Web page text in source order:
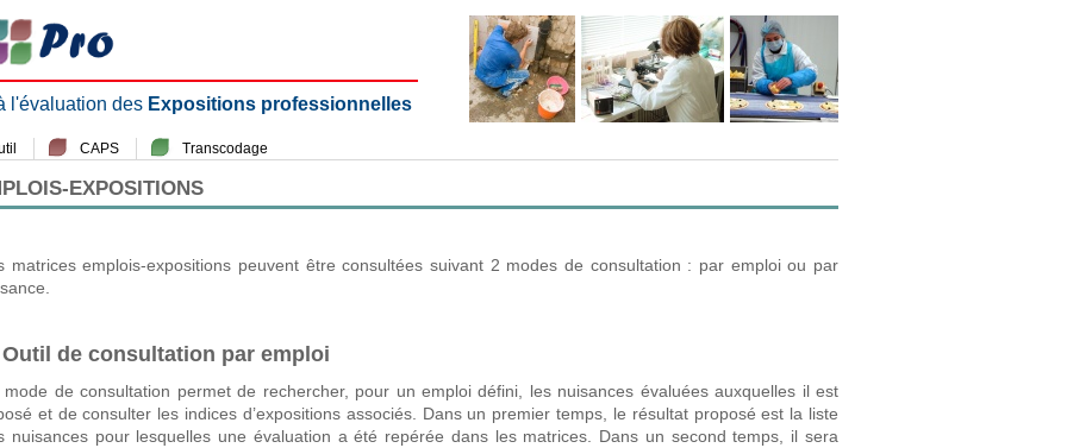
l'évaluation des Expositions professionnelles
CAPS Transcodage
EXPOSITIONS
matrices emplois-expositions peuvent être consultées suivant 2 modes de consultation : par emploi ou par
Outil de consultation par emploi
mode de consultation permet de rechercher, pour un emploi défini, les nuisances évaluées auxquelles il est
et de consulter les indices d’expositions associés. Dans un premier temps, le résultat proposé est la liste
nuisances pour lesquelles une évaluation a été repérée dans les matrices. Dans un second temps, il sera